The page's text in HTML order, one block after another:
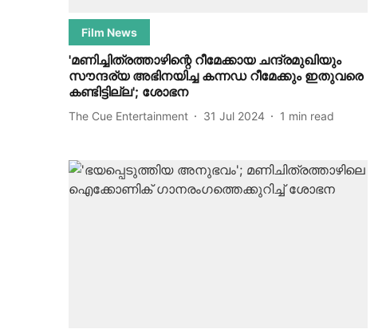
Film News
'മണിച്ചിത്രത്താഴിന്റെ റീമേക്കായ ചന്ദ്രമുഖിയും
സൗന്ദര്യ അഭിനയിച്ച കന്നഡ റീമേക്കും ഇതുവരെ
കണ്ടിട്ടില്ല'; ശോഭന
The Cue Entertainment 31 Jul 2024 1 min read